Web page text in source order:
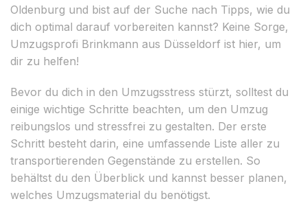
Oldenburg und bist auf der Suche nach Tipps, wie du
dich optimal darauf vorbereiten kannst? Keine Sorge,
Umzugsprofi Brinkmann aus Düsseldorf ist hier, um
dir zu helfen!
Bevor du dich in den Umzugsstress stürzt, solltest du
einige wichtige Schritte beachten, um den Umzug
reibungslos und stressfrei zu gestalten. Der erste
Schritt besteht darin, eine umfassende Liste aller zu
transportierenden Gegenstände zu erstellen. So
behältst du den Überblick und kannst besser planen,
welches Umzugsmaterial du benötigst.